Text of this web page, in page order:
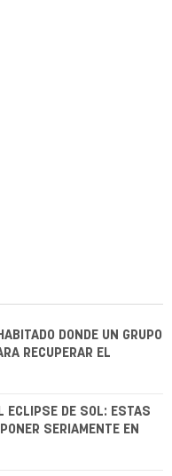
DONDE UN GRUPO
RECUPERAR EL
ECLIPSE DE SOL: ESTAS
SERIAMENTE EN